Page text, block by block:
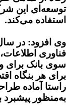
توسعه‌ای این
استفاده می‌کند.
وی افزود: در
فناوری
سوی بانک برای
برای هر بنگاه
راستا آماده
به‌منظور